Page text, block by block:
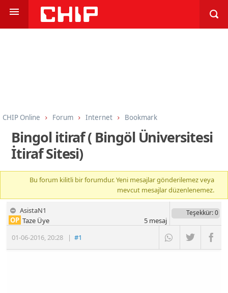
CHIP Online Forum Internet Bookmark
Bingol itiraf ( Bingöl Üniversitesi
İtiraf Sitesi)
Bu forum kilitli bir forumdur. Yeni mesajlar gönderilemez veya
mevcut mesajlar düzenlenemez.
AsistaN1
01-06-2016,20:28 |#1
OP Taze Üye
Teşekkür: 0
5mesaj